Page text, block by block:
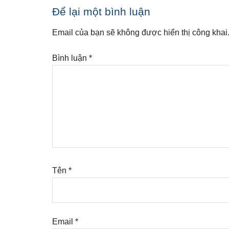
Reader
Interactions
Để lại một bình luận
Email của bạn sẽ không được hiển thị công khai.
Bình luận *
Tên *
Email *